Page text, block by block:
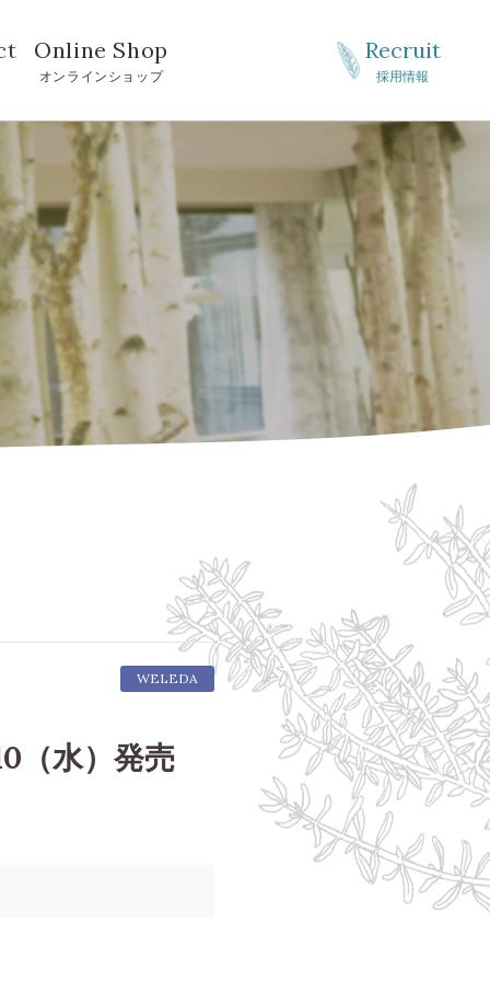
Recruit
採用情報
Online Shop
オンラインショップ
WELEDA
（水）発売